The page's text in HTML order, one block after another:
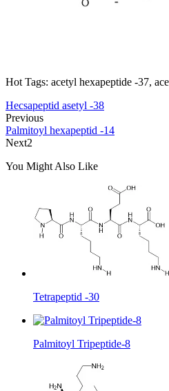
Hot Tags: acetyl hexapeptide -37,
Hecsapeptid asetyl -38
Previous
Palmitoyl hexapeptid -14
Next2
You Might Also Like
Tetrapeptid -30
Palmitoyl Tripeptide-8